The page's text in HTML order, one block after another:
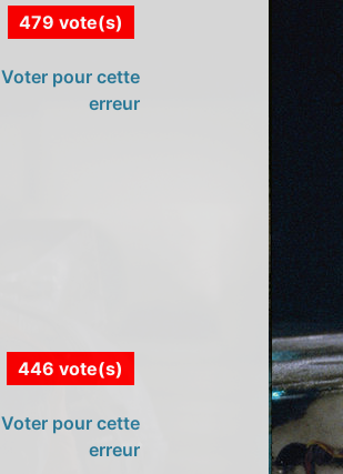
479 vote(s)
Voter pour cette
erreur
446 vote(s)
Voter pour cette
erreur